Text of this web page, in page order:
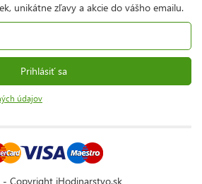
unikátne zľavy a akcie do vášho emailu.
Prihlásiť sa
údajov
Copyright iHodinarstvo.sk